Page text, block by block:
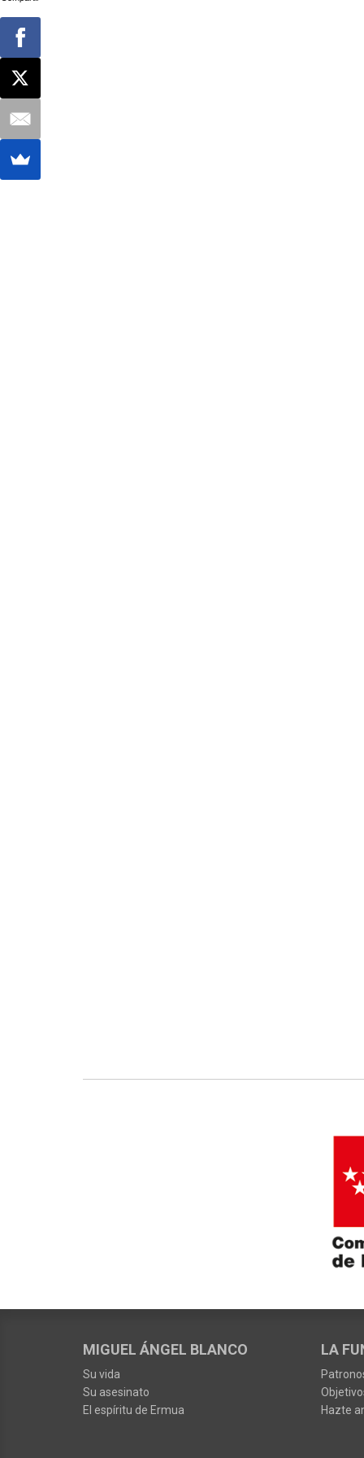
MIGUEL ÁNGEL BLANCO
Su vida
Su asesinato
El espíritu de Ermua
LA
Hazte